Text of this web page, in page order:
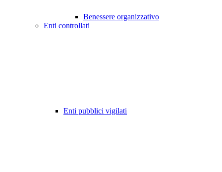
Benessere organizzativo
Enti controllati
Enti pubblici vigilati